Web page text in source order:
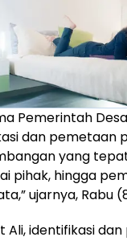
Pemerintah
dan pemetaan
yang
pihak, hingga
ujarnya, Rabu
Ali, identifikasi